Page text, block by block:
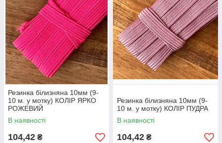
Резинка білизняна 10мм (9-
10 м. у мотку) КОЛІР ЯРКО
РОЖЕВИЙ
В наявності
104,42 ₴
Резинка білизняна 10мм (9-
10 м. у мотку) КОЛІР ПУДРА
В наявності
104,42 ₴